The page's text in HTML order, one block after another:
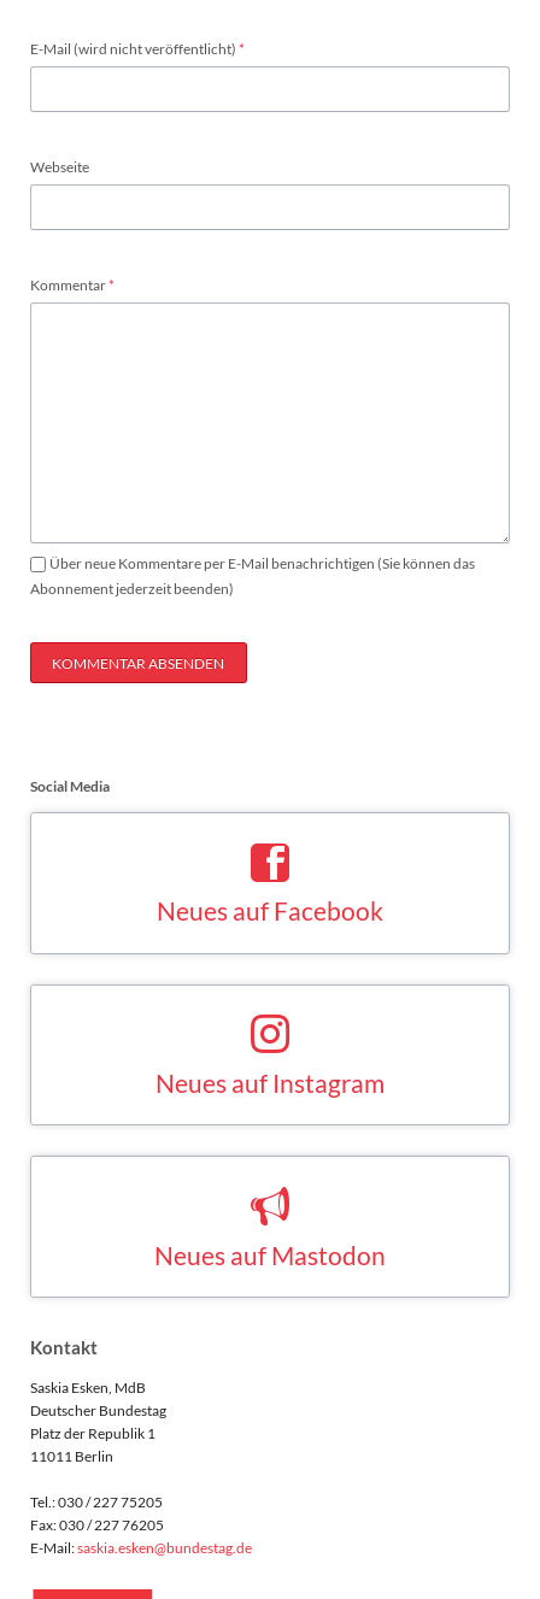
Pflichtfeld
E-Mail (wird nicht veröffentlicht) *
Webseite
Pflichtfeld
Kommentar*
Über neue Kommentare per E-Mail benachrichtigen (Sie können das
Abonnement jederzeit beenden)
KOMMENTAR ABSENDEN
Social Media
Kontakt
Saskia Esken, MdB
Deutscher Bundestag
Platz der Republik 1
11011 Berlin
Tel.: 030 / 227 75205
Fax: 030 / 227 76205
E-Mail:saskia.esken@bundestag.de